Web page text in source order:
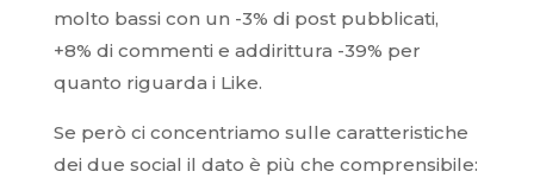
molto bassi con un -3% di post pubblicati,
+8% di commenti e addirittura -39% per
quanto riguarda i Like.
Se però ci concentriamo sulle caratteristiche
dei due social il dato è più che comprensibile: